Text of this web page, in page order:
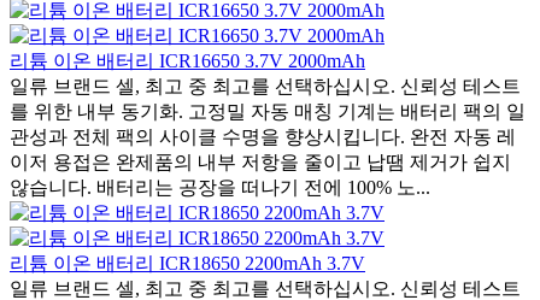
리튬 이온 배터리 ICR16650 3.7V 2000mAh
일류 브랜드 셀, 최고 중 최고를 선택하십시오. 신뢰성 테스트
를 위한 내부 동기화. 고정밀 자동 매칭 기계는 배터리 팩의 일
관성과 전체 팩의 사이클 수명을 향상시킵니다. 완전 자동 레
이저 용접은 완제품의 내부 저항을 줄이고 납땜 제거가 쉽지
않습니다. 배터리는 공장을 떠나기 전에 100% 노...
리튬 이온 배터리 ICR18650 2200mAh 3.7V
일류 브랜드 셀, 최고 중 최고를 선택하십시오. 신뢰성 테스트